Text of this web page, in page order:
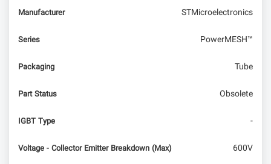
Manufacturer STMicroelectronics
Series PowerMESH™
Packaging Tube
Part Status Obsolete
IGBT Type -
Voltage - Collector Emitter Breakdown (Max) 600V